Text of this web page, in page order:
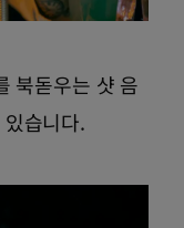
북돋우는 샷 음
습니다.